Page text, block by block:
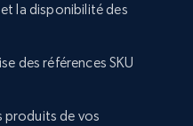
la disponibilité des
des références SKU
produits de vos